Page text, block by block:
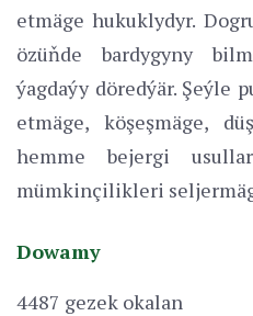
etmäge hukuklydyr.
özüňde bardygyny
ýagdaýy döredýär. Şeýle
etmäge, köşeşmäge,
hemme bejergi
mümkinçilikleri
Dowamy
4487 gezek okalan